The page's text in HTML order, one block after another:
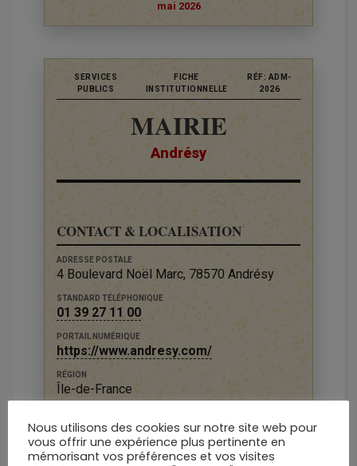
mai 2026
SERVICES
PUBLICS
FICHE
INSTITUTIONNELLE
RÉF: ADM-
2026
MAIRIE
Andrésy
CONTACT & LOCALISATION
ADRESSE POSTALE
4 Boulevard Noël Marc, 78570 Andrésy
STANDARD TÉLÉPHONIQUE
01 39 27 11 00
PORTAIL NUMÉRIQUE
https://www.andresy.com/
RÉGION
Île-de-France
Yvelines
Nous utilisons des cookies sur notre site web pour
vous offrir une expérience plus pertinente en
mémorisant vos préférences et vos visites